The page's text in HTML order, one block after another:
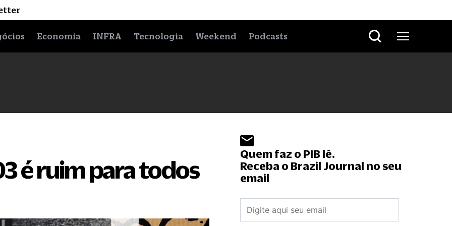
Economia INFRA Tecnologia Weekend Podcasts
é ruim para todos
Quem faz o PIB lê.
Receba o Brazil Journal no seu
email